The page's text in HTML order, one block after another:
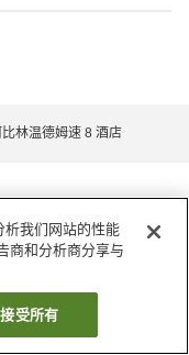
比林温德姆速 8 酒店
析我们网站的性能
商和分析商分享与
接受所有